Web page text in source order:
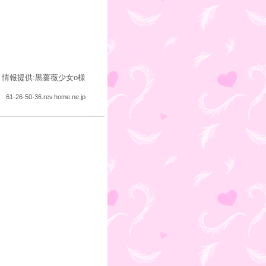
情報提供:黒薔薇少女o様
61-26-50-36.rev.home.ne.jp